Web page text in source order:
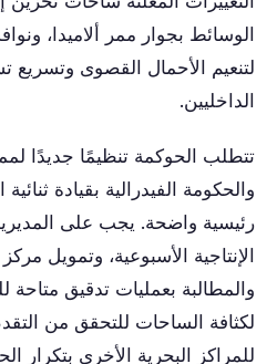
الوسائط بجوار ممر ألاميدا،
لتنعيم الأحمال القصوى وتسريع
الداخليين.
تتطلب الحوكمة تنظيمًا جديدًا
والحكومة الفيدرالية بقيادة
رئيسية واضحة. يجب على
الإنتاجية الأسبوعية، وتمويل
والمطالبة بعمليات تدقيق متاحة
لكثافة الساحات للتحقق من
للمراكز البحرية الأخرى بتكرار